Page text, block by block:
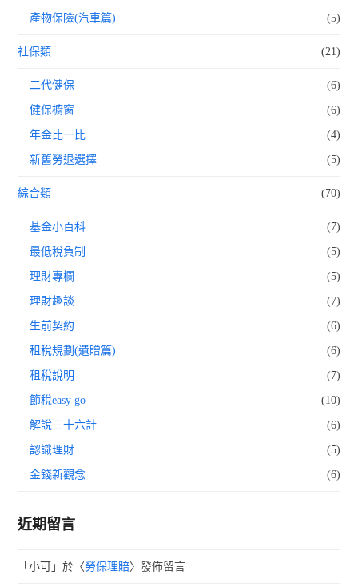
產物保險(汽車篇) (5)
社保類 (21)
二代健保 (6)
健保櫥窗 (6)
年金比一比 (4)
新舊勞退選擇 (5)
綜合類 (70)
基金小百科 (7)
最低稅負制 (5)
理財專欄 (5)
理財趣談 (7)
生前契約 (6)
租稅規劃(遺贈篇) (6)
租稅說明 (7)
節稅easy go (10)
解說三十六計 (6)
認識理財 (5)
金錢新觀念 (6)
近期留言
「小可 」於〈勞保理賠〉發佈留言